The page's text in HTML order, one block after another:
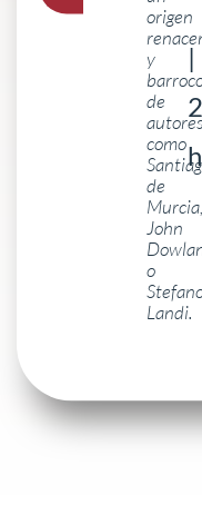
origen
y
de
autores
como
de
Murcia,
John
o
Landi.
|
h